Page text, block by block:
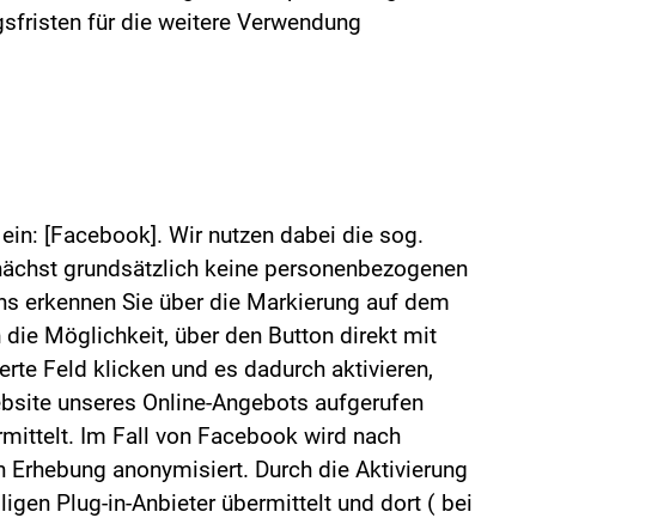
für die weitere Verwendung
[Facebook]. Wir nutzen dabei die sog.
grundsätzlich keine personenbezogenen
erkennen Sie über die Markierung auf dem
Möglichkeit, über den Button direkt mit
Feld klicken und es dadurch aktivieren,
unseres Online-Angebots aufgerufen
Im Fall von Facebook wird nach
anonymisiert. Durch die Aktivierung
Plug-in-Anbieter übermittelt und dort ( bei